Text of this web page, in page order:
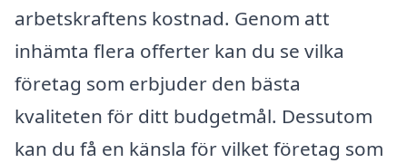
arbetskraftens kostnad. Genom att
inhämta flera offerter kan du se vilka
företag som erbjuder den bästa
kvaliteten för ditt budgetmål. Dessutom
kan du få en känsla för vilket företag som